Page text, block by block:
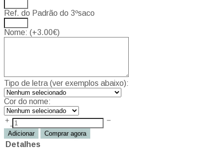
Ref. do Padrão do 3ºsaco
Nome: (+3.00€)
Tipo de letra (ver exemplos abaixo):
Cor do nome:
Adicionar Comprar agora
Detalhes